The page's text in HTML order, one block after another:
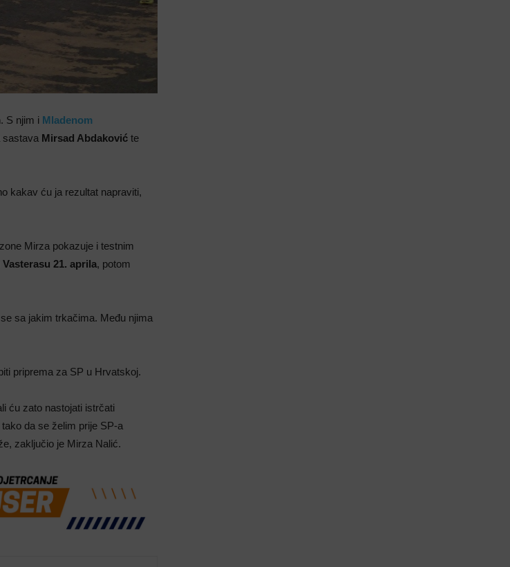
. S njim i Mladenom
sastava Mirsad Abdaković te
kakav ću ja rezultat napraviti,
Mirza pokazuje i testnim
21. aprila, potom
sa jakim trkačima. Među njima
priprema za SP u Hrvatskoj.
ću zato nastojati istrčati
da se želim prije SP-a
zaključio je Mirza Nalić.